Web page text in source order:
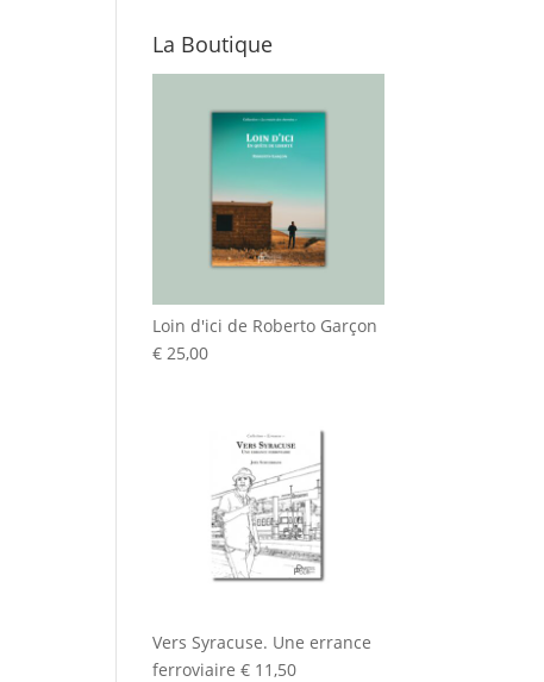
La Boutique
Loin d'ici de Roberto Garçon
€ 25,00
Vers Syracuse. Une errance
ferroviaire € 11,50